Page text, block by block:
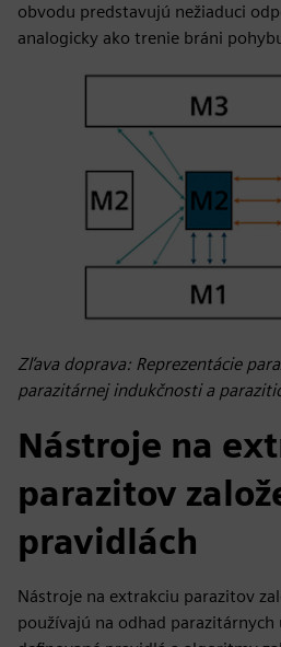
obvodu predstavujú nežiaduci
analogicky ako trenie bráni
Zľava doprava: Reprezentácie
parazitárnej indukčnosti a
Nástroje na
parazitov
pravidlách
Nástroje na extrakciu parazitov
používajú na odhad parazitárnych